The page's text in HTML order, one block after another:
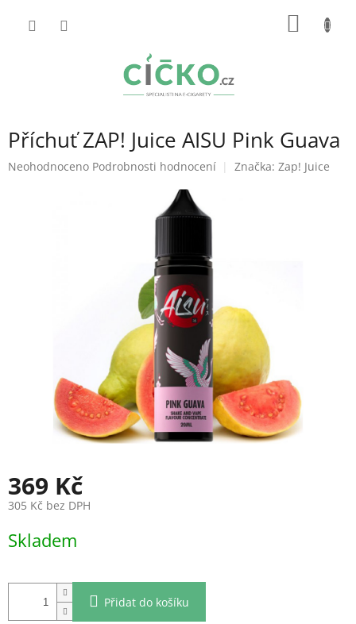
Příchuť ZAP! Juice AISU Pink Guava
Průměrné
Neohodnoceno Podrobnosti hodnocení Značka: Zap! Juice
369 Kč
305 Kč bez DPH
cena:
Skladem
Přidat do košíku